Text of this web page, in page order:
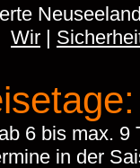
Wir |
6 bis max. 9
in der